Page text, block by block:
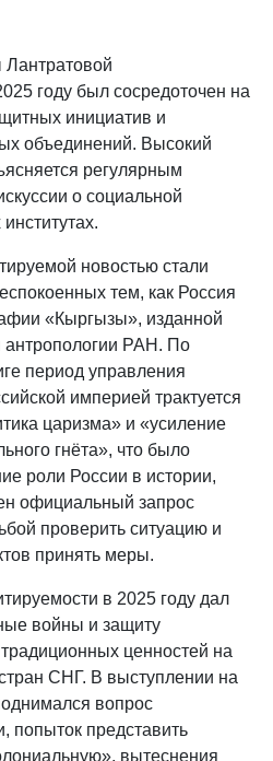
году был сосредоточен на
инициатив и
объединений. Высокий
регулярным
о социальной
новостью стали
тем, как Россия
«Кыргызы», изданной
антропологии РАН. По
период управления
империей трактуется
царизма» и «усиление
гнёта», что было
роли России в истории,
официальный запрос
проверить ситуацию и
принять меры.
в 2025 году дал
войны и защиту
ценностей на
СНГ. В выступлении на
вопрос
попыток представить
вытеснения